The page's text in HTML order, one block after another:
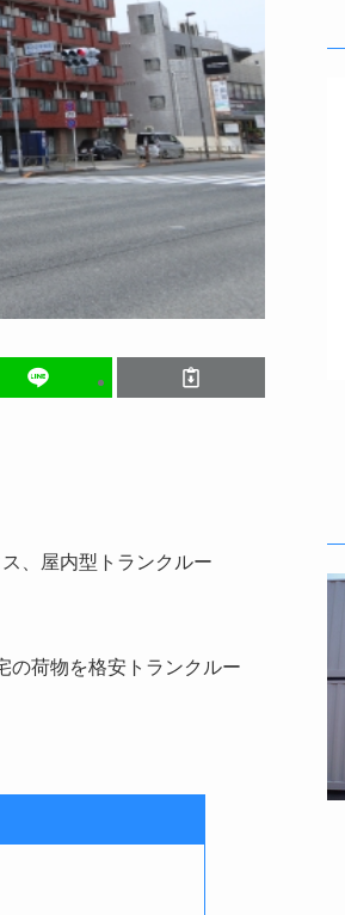
、屋内型トランクルー
の荷物を格安トランクルー